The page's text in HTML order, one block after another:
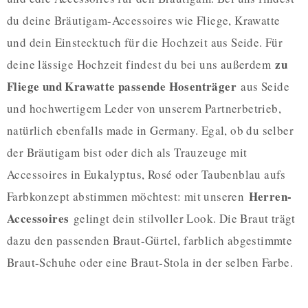
du deine Bräutigam-Accessoires wie Fliege, Krawatte
und dein Einstecktuch für die Hochzeit aus Seide. Für
deine lässige Hochzeit findest du bei uns außerdemzu
Fliege und Krawatte passende Hosenträger aus Seide
und hochwertigem Leder von unserem Partnerbetrieb,
natürlich ebenfalls made in Germany. Egal, ob du selber
der Bräutigam bist oder dich als Trauzeuge mit
Accessoires in Eukalyptus, Rosé oder Taubenblau aufs
Farbkonzept abstimmen möchtest: mit unseren Herren-
Accessoires gelingt dein stilvoller Look. Die Braut trägt
dazu den passenden Braut-Gürtel, farblich abgestimmte
Braut-Schuhe oder eine Braut-Stola in der selben Farbe.